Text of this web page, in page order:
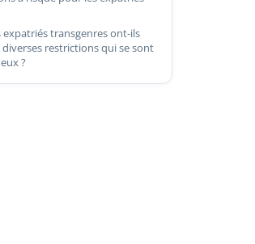
expatriés transgenres ont-ils
restrictions qui se sont
?